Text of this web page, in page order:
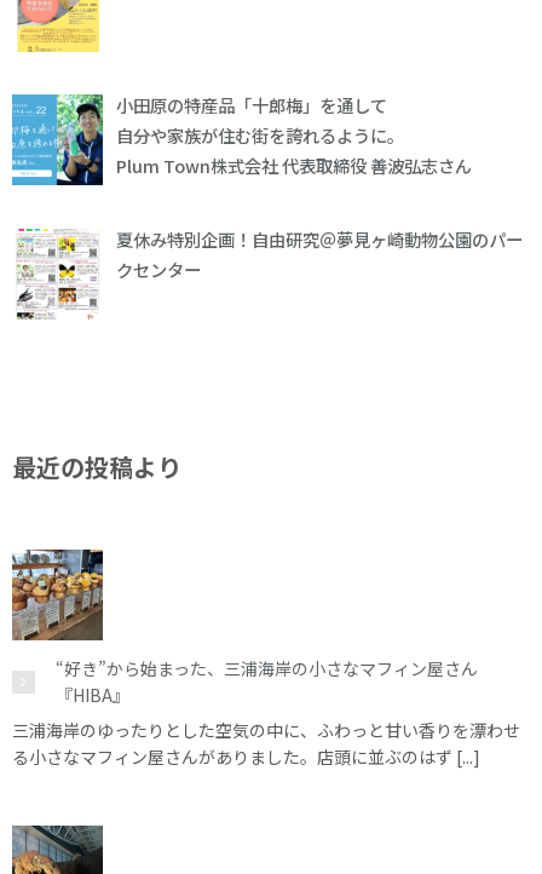
小田原の特産品「十郎梅」を通して
自分や家族が住む街を誇れるように。
Plum Town株式会社 代表取締役 善波弘志さん
夏休み特別企画！自由研究＠夢見ヶ崎動物公園のパー
クセンター
最近の投稿より
“好き”から始まった、三浦海岸の小さなマフィン屋さん
『HIBA』
三浦海岸のゆったりとした空気の中に、ふわっと甘い香りを漂わせ
る小さなマフィン屋さんがありました。店頭に並ぶのはず [...]